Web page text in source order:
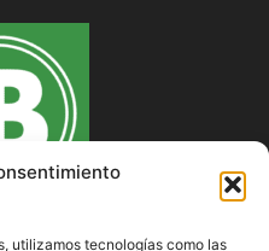
utilizamos tecnologías como las